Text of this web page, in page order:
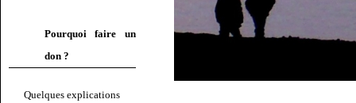
Pourquoi faire un
don ?
Quelques explications